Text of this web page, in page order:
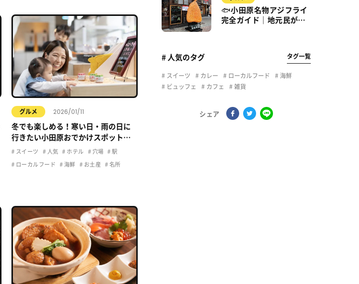
グルメ 2026/01/11
冬でも楽しめる！寒い日・雨の日に
行きたい小田原おでかけスポットま
とめ
スイーツ 人気 ホテル 穴場 駅
ローカルフード 海鮮 お土産 名所
🐟小田原名物アジフライ
完全ガイド｜地元民が通
# 人気のタグ タグ一覧
スイーツ カレー ローカルフード
海鮮
ビュッフェ
カフェ 雑貨
シェア